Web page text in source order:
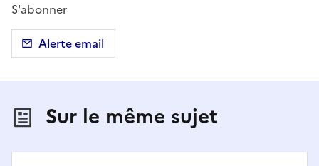
S'abonner
Alerte email
Sur le même sujet